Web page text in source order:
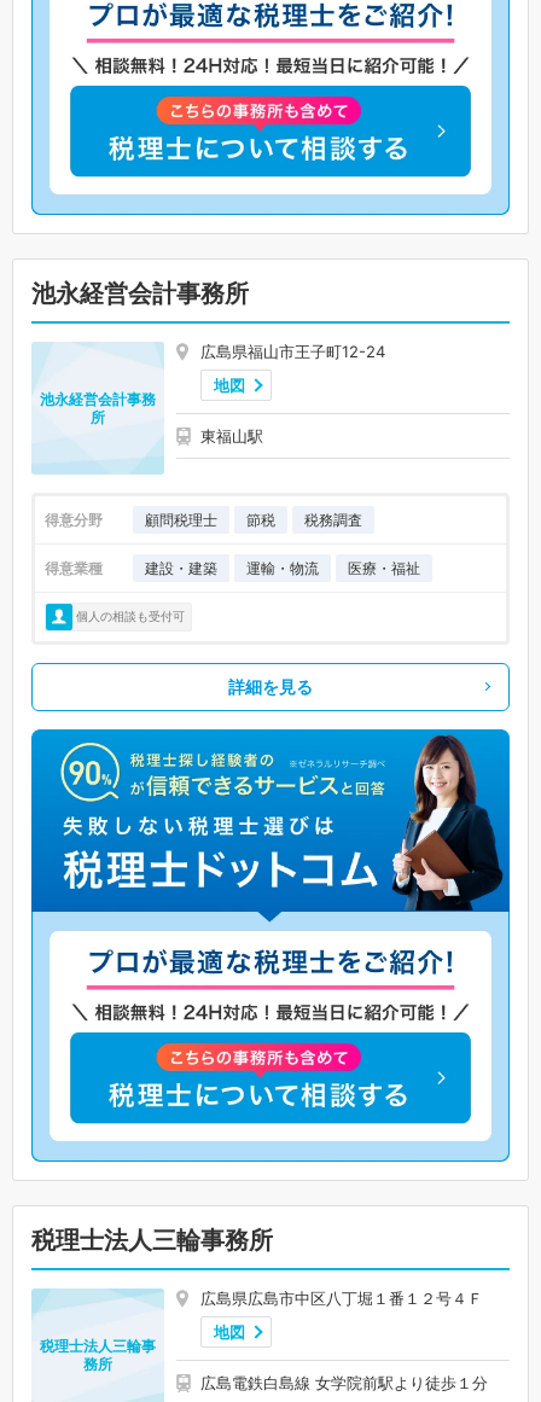
池永経営会計事務所
広島県福山市王子町12-24
地図
東福山駅
池永経営会計事務
所
得意分野 顧問税理士 節税 税務調査
得意業種 建設・建築 運輸・物流 医療・福祉
個人の相談も受付可
詳細を見る
税理士法人三輪事務所
広島県広島市中区八丁堀１番１２号４Ｆ
地図
広島電鉄白島線 女学院前駅より徒歩１分
税理士法人三輪事
務所